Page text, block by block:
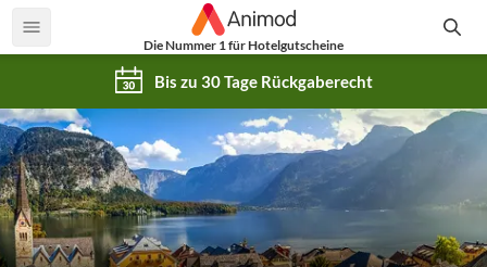
Die Nummer 1 für Hotelgutscheine
Bis zu 30 Tage Rückgaberecht